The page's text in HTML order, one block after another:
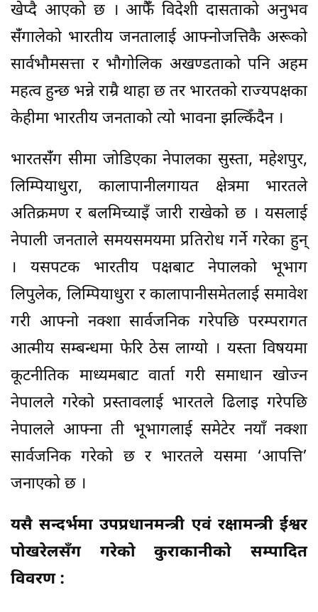
खेप्दै आएको छ । आफैंँ विदेशी दासताको अनुभव
संँगालेको भारतीय जनतालाई आफ्नोजत्तिकै अरूको
सार्वभौमसत्ता र भौगोलिक अखण्डताको पनि अहम
महत्व हुन्छ भन्ने राम्रै थाहा छ तर भारतको राज्यपक्षका
केहीमा भारतीय जनताको त्यो भावना झल्किँदैन ।
भारतसंँग सीमा जोडिएका नेपालका सुस्ता, महेशपुर,
लिम्पियाधुरा, कालापानीलगायत क्षेत्रमा भारतले
अतिक्रमण र बलमिच्याइँ जारी राखेको छ । यसलाई
नेपाली जनताले समयसमयमा प्रतिरोध गर्ने गरेका हुन्
। यसपटक भारतीय पक्षबाट नेपालको भूभाग
लिपुलेक, लिम्पियाधुरा र कालापानीसमेतलाई समावेश
गरी आफ्नो नक्शा सार्वजनिक गरेपछि परम्परागत
आत्मीय सम्बन्धमा फेरि ठेस लाग्यो । यस्ता विषयमा
कूटनीतिक माध्यमबाट वार्ता गरी समाधान खोज्न
नेपालले गरेको प्रस्तावलाई भारतले ढिलाइ गरेपछि
नेपालले आफ्ना ती भूभागलाई समेटेर नयाँ नक्शा
सार्वजनिक गरेको छ र भारतले यसमा ‘आपत्ति’
जनाएको छ ।
यसै सन्दर्भमा उपप्रधानमन्त्री एवं रक्षामन्त्री ईश्वर
पोखरेलसँग गरेको कुराकानीको सम्पादित
विवरण :